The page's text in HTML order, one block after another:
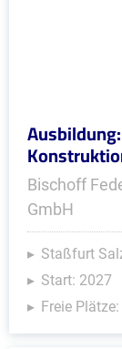
Bischoff
GmbH
Staßfurt
Start: 2027
Freie Plätze: